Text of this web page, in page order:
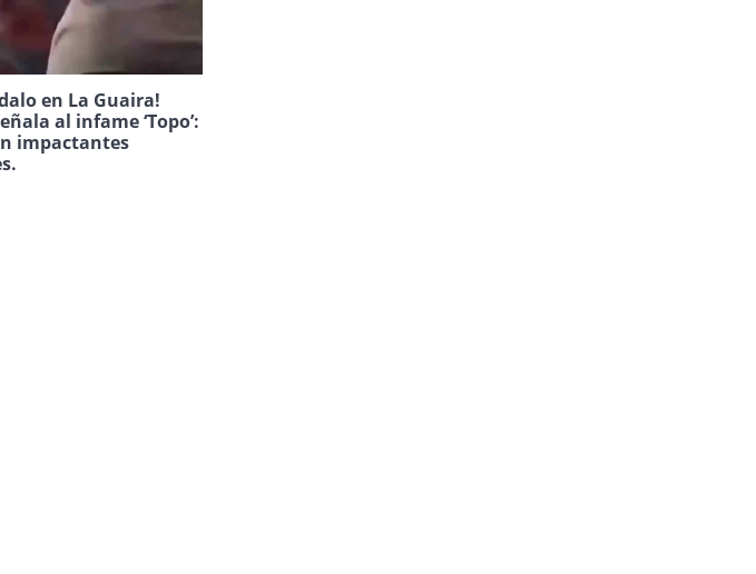
en La Guaira!
al infame ‘Topo’:
impactantes